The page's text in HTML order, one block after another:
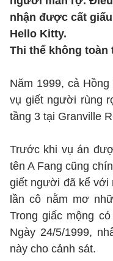
nhận được cất
Hello Kitty.
Thi thể không toàn
Năm 1999, cả
vụ giết người rùng
tầng 3 tại Granville
Trước khi vụ án
tên A Fang cũng
giết người đã kể với
lần cô nằm mơ
Trong giấc mộng
Ngày 24/5/1999,
này cho cảnh sát.